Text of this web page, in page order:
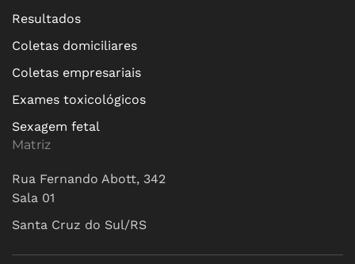
Resultados
Coletas domiciliares
Coletas empresariais
Exames toxicológicos
Sexagem fetal
Matriz
Rua Fernando Abott, 342
Sala 01
Santa Cruz do Sul/RS